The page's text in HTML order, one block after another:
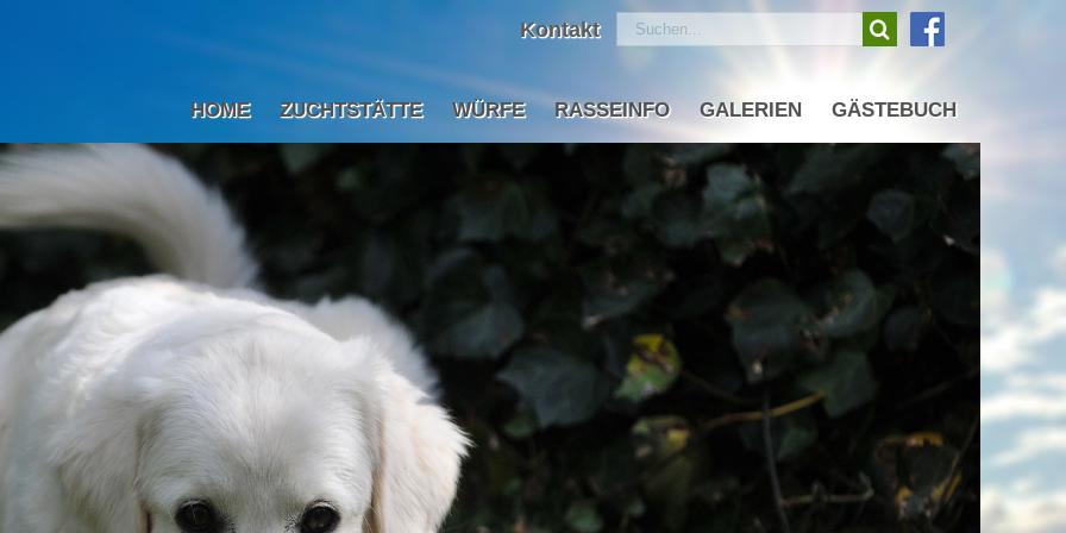
Kontakt
Suche
HOME ZUCHTSTÄTTE WÜRFE RASSEINFO GALERIEN GÄSTEBUCH